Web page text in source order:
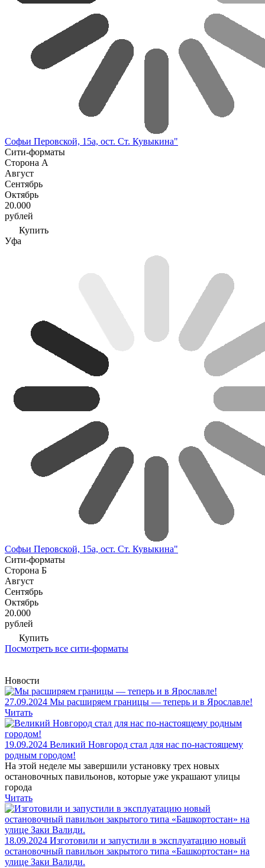
Софьи Перовской, 15а, ост. Ст. Кувыкина"
Сити-форматы
Сторона А
Август
Сентябрь
Октябрь
20.000
рублей
Купить
Уфа
Софьи Перовской, 15а, ост. Ст. Кувыкина"
Сити-форматы
Сторона Б
Август
Сентябрь
Октябрь
20.000
рублей
Купить
Посмотреть все сити-форматы
Новости
27.09.2024 Мы расширяем границы — теперь и в Ярославле!
Читать
19.09.2024 Великий Новгород стал для нас по-настоящему
родным городом!
На этой неделе мы завершили установку трех новых
остановочных павильонов, которые уже украшают улицы
города
Читать
18.09.2024 Изготовили и запустили в эксплуатацию новый
остановочный павильон закрытого типа «Башкортостан» на
улице Заки Валиди.